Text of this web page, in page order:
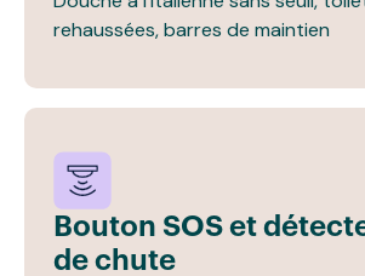
rehaussées, barres de maintien
Bouton SOS et
de chute